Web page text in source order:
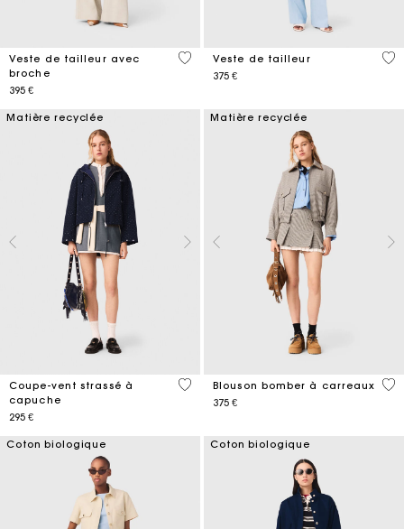
Veste de tailleur avec
broche
395 €
5 out of 5 Customer Rating
Veste de tailleur
375 €
3,7
Matière recyclée
Coupe-vent strassé à
capuche
295 €
3,6 out of 5 Customer Rating
Matière recyclée
Blouson bomber à carreaux
375 €
4,9
Coton biologique Coton biologique